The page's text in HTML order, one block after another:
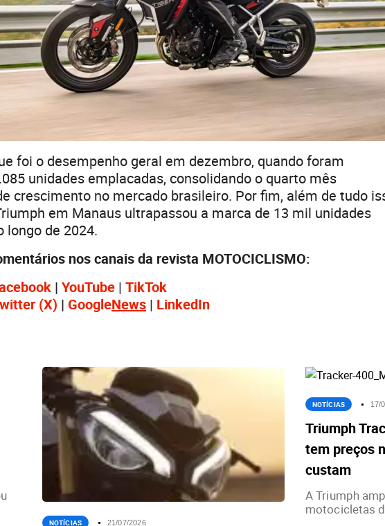
foi o desempenho geral em dezembro, quando foram
unidades emplacadas, consolidando o quarto mês
crescimento no mercado brasileiro. Por fim, além de tudo
em Manaus ultrapassou a marca de 13 mil unidades
longo de 2024.
nos canais da revista MOTOCICLISMO:
| YouTube | TikTok
(X) | GoogleNews | LinkedIn
NOTÍCIAS 21/07/2026
NOTÍCIAS 17/
Triumph
tem preços
custam
A Triumph
motocicletas